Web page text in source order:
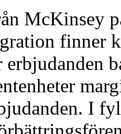
McKinsey
finner
I